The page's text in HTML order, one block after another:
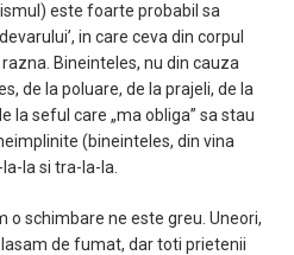
este foarte probabil sa
in care ceva din corpul
Bineinteles, nu din cauza
de la poluare, de la prajeli, de la
la seful care „ma obliga” sa stau
(bineinteles, din vina
la si tra-la-la.
o schimbare ne este greu. Uneori,
de fumat, dar toti prietenii